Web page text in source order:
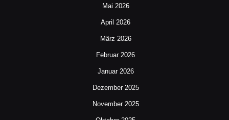
Mai 2026
April 2026
März 2026
Februar 2026
Januar 2026
Dezember 2025
November 2025